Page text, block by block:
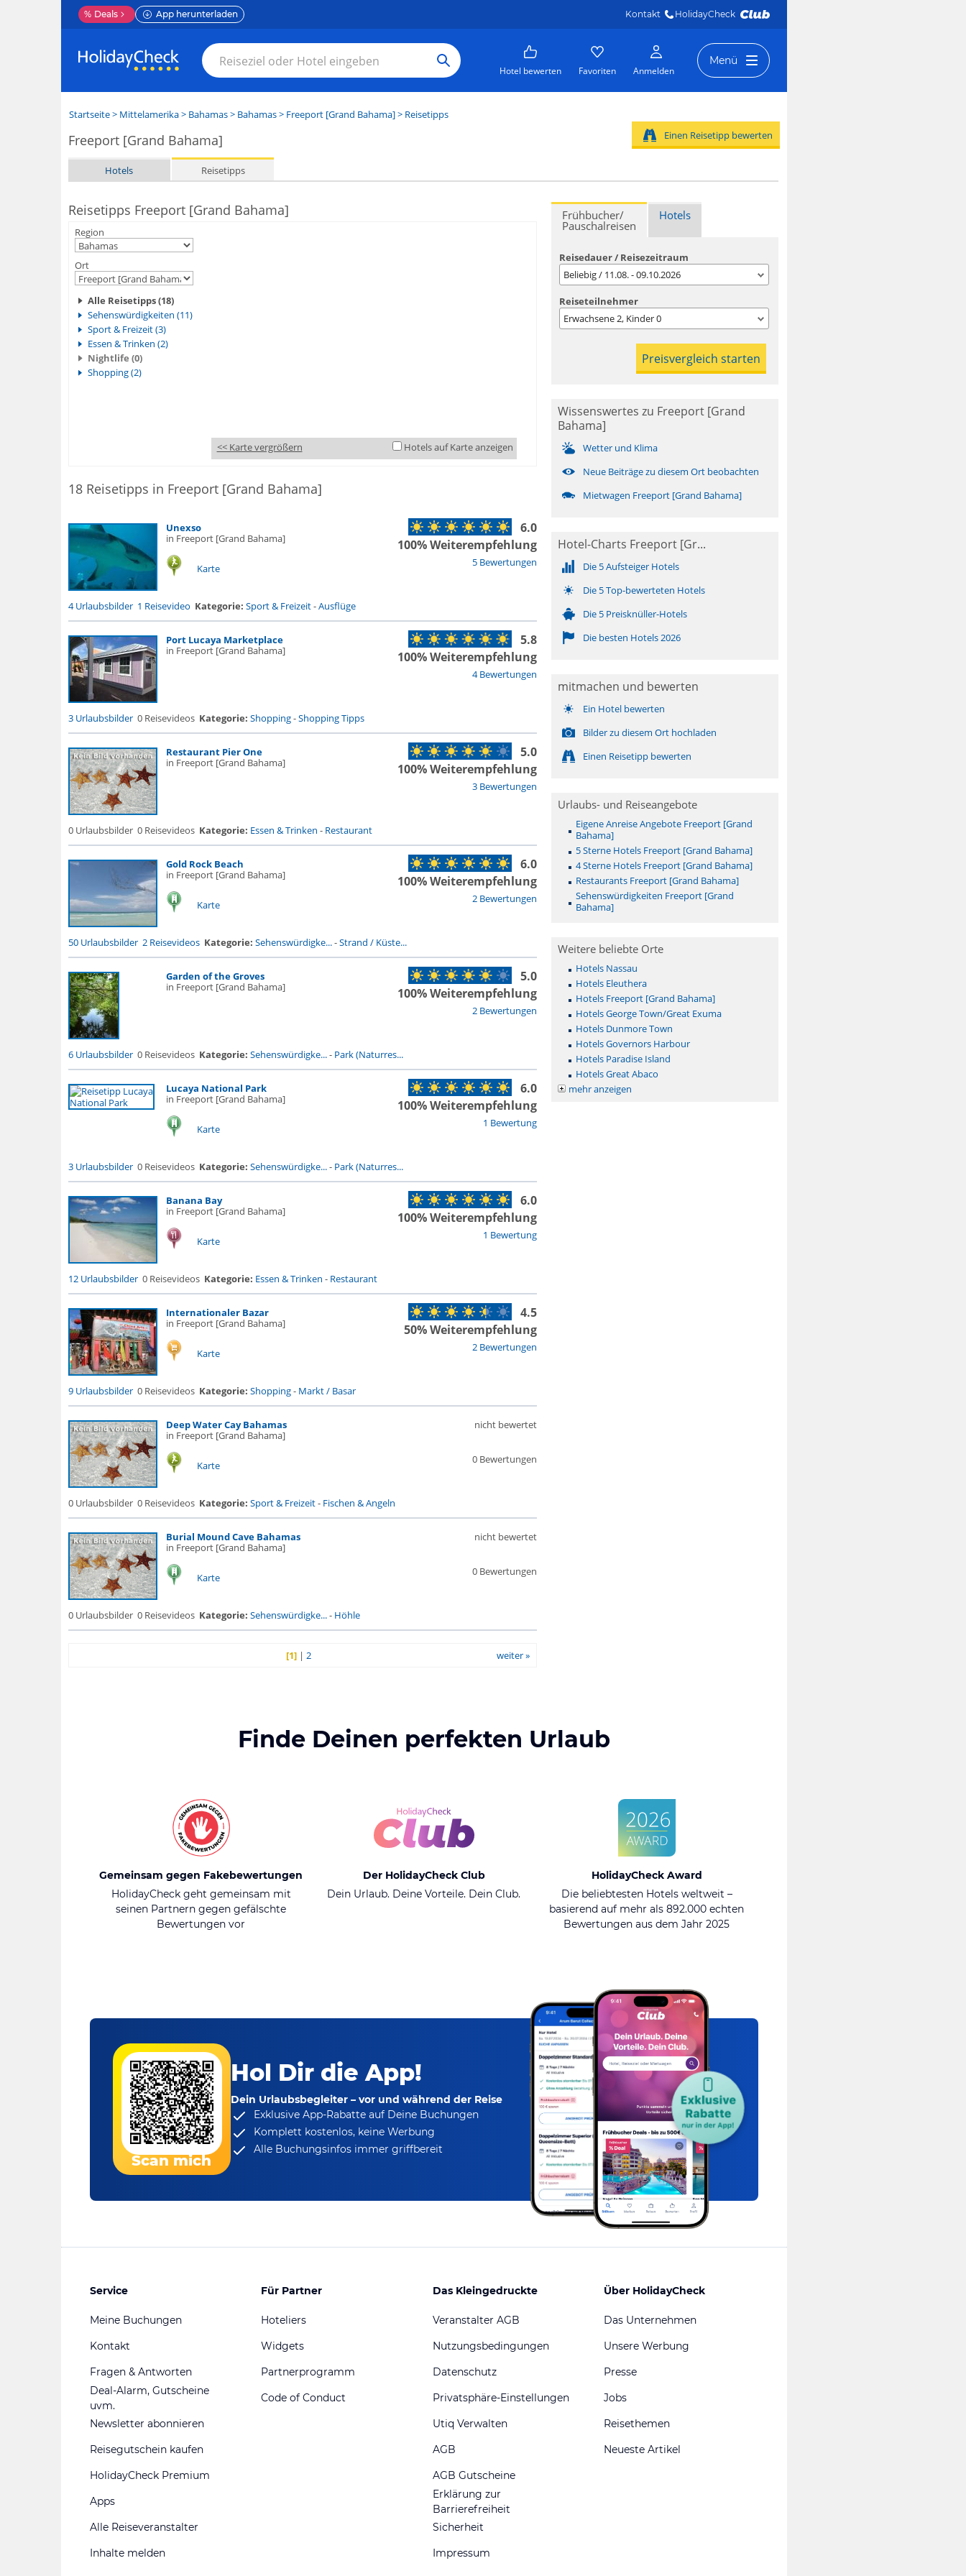
% Deals App herunterladen Kontakt HolidayCheck
Hotel bewerten Favoriten Anmelden
Menü
Startseite> Mittelamerika> Bahamas> Bahamas> Freeport [Grand Bahama]> Reisetipps
Freeport [Grand Bahama]
Hotels Reisetipps
Einen Reisetipp bewerten
Reisetipps Freeport [Grand Bahama]
Region
Ort
Alle Reisetipps (18)
Sehenswürdigkeiten (11)
Sport & Freizeit (3)
Essen & Trinken (2)
Nightlife (0)
Shopping (2)
<< Karte vergrößern Hotels auf Karte anzeigen
18 Reisetipps in Freeport [Grand Bahama]
Unexso
in Freeport [Grand Bahama]
Karte 5 Bewertungen
6.0
100% Weiterempfehlung
4 Urlaubsbilder 1 Reisevideo Kategorie: Sport & Freizeit-Ausflüge
Port Lucaya Marketplace
in Freeport [Grand Bahama]
4 Bewertungen
5.8
100% Weiterempfehlung
3 Urlaubsbilder 0 Reisevideos Kategorie: Shopping-Shopping Tipps
Restaurant Pier One
in Freeport [Grand Bahama]
3 Bewertungen
5.0
100% Weiterempfehlung
0 Urlaubsbilder 0 Reisevideos Kategorie: Essen & Trinken - Restaurant
Gold Rock Beach
in Freeport [Grand Bahama]
Karte 2 Bewertungen
6.0
100% Weiterempfehlung
50 Urlaubsbilder 2 Reisevideos Kategorie: Sehenswürdigke...-Strand / Küste...
Garden of the Groves
in Freeport [Grand Bahama]
2 Bewertungen
5.0
100% Weiterempfehlung
6 Urlaubsbilder 0 Reisevideos Kategorie: Sehenswürdigke...- Park (Naturres...
Lucaya National Park
in Freeport [Grand Bahama]
Karte 1 Bewertung
6.0
100% Weiterempfehlung
3 Urlaubsbilder 0 Reisevideos Kategorie: Sehenswürdigke...- Park (Naturres...
Banana Bay
in Freeport [Grand Bahama]
Karte 1 Bewertung
6.0
100% Weiterempfehlung
12 Urlaubsbilder 0 Reisevideos Kategorie: Essen & Trinken - Restaurant
Internationaler Bazar
in Freeport [Grand Bahama]
Karte 2 Bewertungen
4.5
50% Weiterempfehlung
9 Urlaubsbilder 0 Reisevideos Kategorie: Shopping- Markt / Basar
Deep Water Cay Bahamas
in Freeport [Grand Bahama]
Karte 0 Bewertungen
nicht bewertet
0 Urlaubsbilder 0 Reisevideos Kategorie: Sport & Freizeit- Fischen & Angeln
Burial Mound Cave Bahamas
in Freeport [Grand Bahama]
Karte 0 Bewertungen
nicht bewertet
0 Urlaubsbilder 0 Reisevideos Kategorie: Sehenswürdigke...- Höhle
[1]| 2 weiter »
Frühbucher/
Pauschalreisen
Hotels
Reisedauer / Reisezeitraum
Beliebig / 11.08. - 09.10.2026
Reiseteilnehmer
Erwachsene2, Kinder0
Wissenswertes zu Freeport [Grand
Bahama]
Wetter und Klima
Neue Beiträge zu diesem Ort beobachten
Mietwagen Freeport [Grand Bahama]
Hotel-Charts Freeport [Gr...
Die 5 Aufsteiger Hotels
Die 5 Top-bewerteten Hotels
Die 5 Preisknüller-Hotels
Die besten Hotels 2026
mitmachen und bewerten
Ein Hotel bewerten
Bilder zu diesem Ort hochladen
Einen Reisetipp bewerten
Urlaubs- und Reiseangebote
Eigene Anreise Angebote Freeport [Grand
Bahama]
5 Sterne Hotels Freeport [Grand Bahama]
4 Sterne Hotels Freeport [Grand Bahama]
Restaurants Freeport [Grand Bahama]
Sehenswürdigkeiten Freeport [Grand
Bahama]
Weitere beliebte Orte
Hotels Nassau
Hotels Eleuthera
Hotels Freeport [Grand Bahama]
Hotels George Town/Great Exuma
Hotels Dunmore Town
Hotels Governors Harbour
Hotels Paradise Island
Hotels Great Abaco
mehr anzeigen
Finde Deinen perfekten Urlaub
Gemeinsam gegen Fakebewertungen
HolidayCheck geht gemeinsam mit
seinen Partnern gegen gefälschte
Bewertungen vor
Der HolidayCheck Club
Dein Urlaub. Deine Vorteile. Dein Club.
HolidayCheck Award
Die beliebtesten Hotels weltweit –
basierend auf mehr als 892.000 echten
Bewertungen aus dem Jahr 2025
Scan mich
Hol Dir die App!
Dein Urlaubsbegleiter – vor und während der Reise
Exklusive App-Rabatteauf Deine Buchungen
Komplett kostenlos, keine Werbung
Alle Buchungsinfos immer griffbereit
Service
Meine Buchungen
Kontakt
Fragen & Antworten
Deal-Alarm, Gutscheine
uvm.
Newsletter abonnieren
Reisegutschein kaufen
HolidayCheck Premium
Apps
Alle Reiseveranstalter
Inhalte melden
Für Partner
Hoteliers
Widgets
Partnerprogramm
Code of Conduct
Das Kleingedruckte
Veranstalter AGB
Nutzungsbedingungen
Datenschutz
Privatsphäre-Einstellungen
Utiq Verwalten
AGB
AGB Gutscheine
Erklärung zur
Barrierefreiheit
Sicherheit
Impressum
Über HolidayCheck
Das Unternehmen
Unsere Werbung
Presse
Jobs
Reisethemen
Neueste Artikel